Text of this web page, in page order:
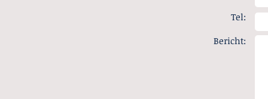
Tel:
Bericht: